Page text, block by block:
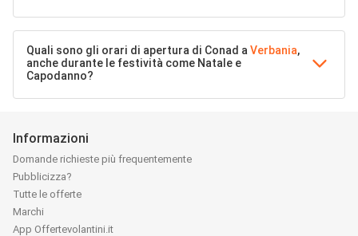
Quali sono gli orari di apertura di Conad a Verbania,
anche durante le festività come Natale e
Capodanno?
Informazioni
Domande richieste più frequentemente
Pubblicizza?
Tutte le offerte
Marchi
App Offertevolantini.it